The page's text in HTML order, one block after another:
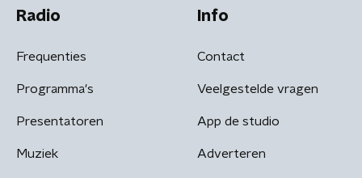
Radio
Frequenties
Programma's
Presentatoren
Muziek
Info
Contact
Veelgestelde vragen
App de studio
Adverteren